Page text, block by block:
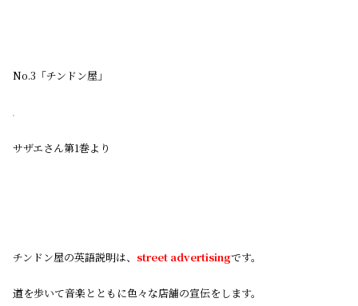
No.3「チンドン屋」
サザエさん第1巻より
チンドン屋の英語説明は、 street advertisingです。
道を歩いて音楽とともに色々な店舗の宣伝をします。